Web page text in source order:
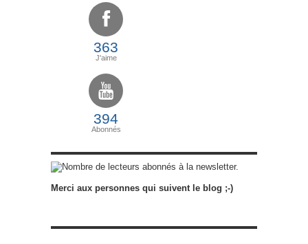
363
J'aime
394
Abonnés
abonnés à la newsletter.
Merci aux personnes qui suivent le blog ;-)